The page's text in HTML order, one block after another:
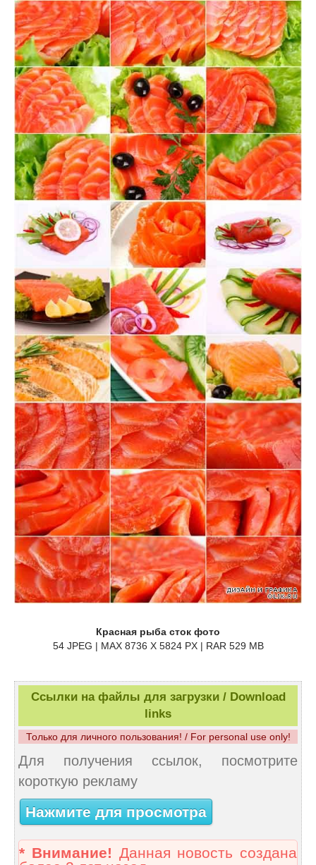
Красная рыба сток фото
54 JPEG | MAX 8736 X 5824 PX | RAR 529 MB
Ссылки на файлы для загрузки / Download
links
Только для личного пользования! / For personal use only!
Для получения ссылок, посмотрите
короткую рекламу
Нажмите для просмотра
* Внимание! Данная новость создана